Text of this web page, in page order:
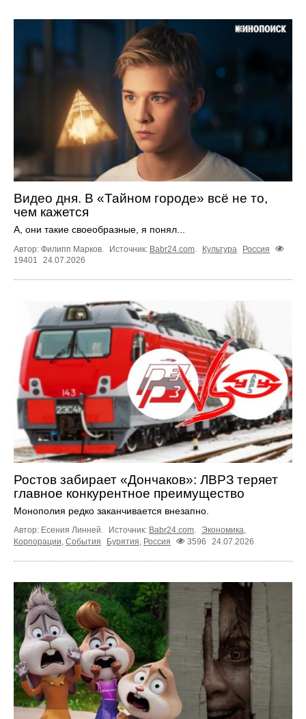
Видео дня. В «Тайном городе» всё не то,
чем кажется
А, они такие своеобразные, я понял...
Автор: Филипп Марков. Источник: Babr24.com. Культура
Россия
19401
24.07.2026
Ростов забирает «Дончаков»: ЛВРЗ теряет
главное конкурентное преимущество
Монополия редко заканчивается внезапно.
Автор: Есения Линней. Источник: Babr24.com Экономика
Корпорации, События Бурятия, Россия 3596 24.07.2026